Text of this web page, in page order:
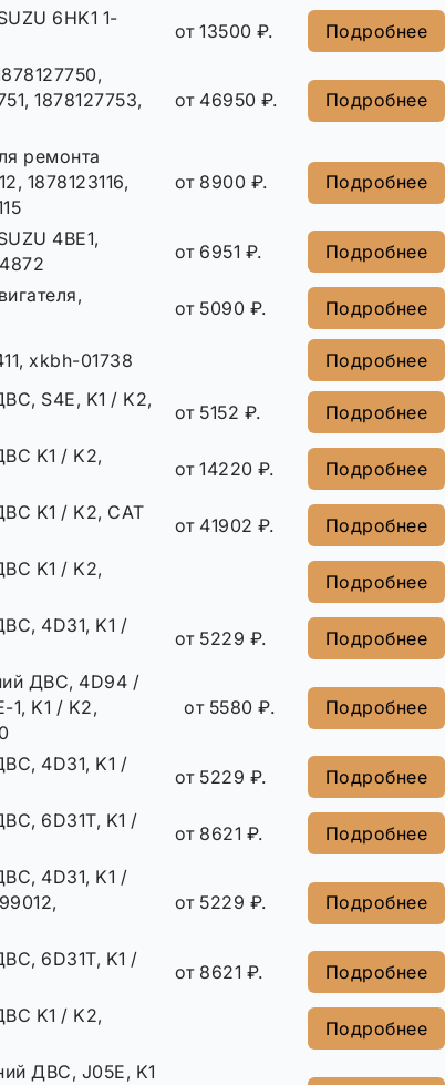
6HK1 1-
от 13500 ₽. Подробнее
1878127753,
от 46950 ₽. Подробнее
ремонта
1878123116,
от 8900 ₽. Подробнее
4BE1,
от 6951 ₽. Подробнее
от 5090 ₽. Подробнее
xkbh-01738 Подробнее
S4E, K1 / K2,
от 5152 ₽. Подробнее
K1 / K2,
от 14220 ₽. Подробнее
K1 / K2, CAT
от 41902 ₽. Подробнее
K1 / K2,
Подробнее
4D31, K1 /
от 5229 ₽. Подробнее
ДВС, 4D94 /
1, K1 / K2,
от 5580 ₽. Подробнее
4D31, K1 /
от 5229 ₽. Подробнее
6D31Т, K1 /
от 8621 ₽. Подробнее
4D31, K1 /
от 5229 ₽. Подробнее
6D31Т, K1 /
от 8621 ₽. Подробнее
K1 / K2,
Подробнее
ДВС, J05E, K1